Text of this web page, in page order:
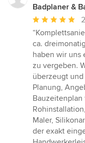
Badplaner &
Bewertung:
5
von
5
Sternen
ca.
haben wir uns
zu vergeben.
überzeugt
Planung,
Maler,
der exakt